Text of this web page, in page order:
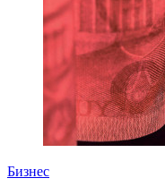
Бизнес